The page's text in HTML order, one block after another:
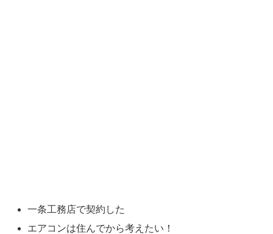
一条工務店で契約した
エアコンは住んでから考えたい！